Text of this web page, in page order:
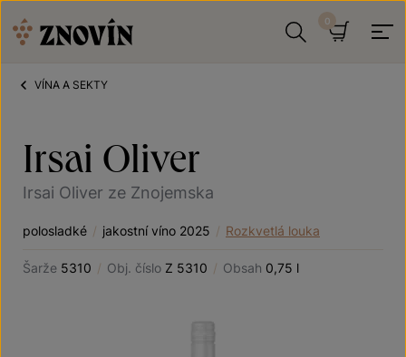
VÍNA A SEKTY
Irsai Oliver
Irsai Oliver ze Znojemska
polosladké / jakostní víno 2025 / Rozkvetlá louka
Šarže 5310 / Obj. číslo Z 5310 / Obsah 0,75 l